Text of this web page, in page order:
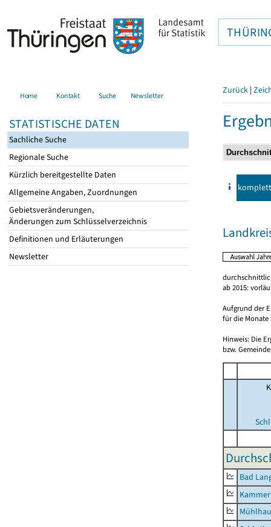
Home Kontakt Suche Newsletter
STATISTISCHE DATEN
Sachliche Suche
Regionale Suche
Kürzlich bereitgestellte Daten
Allgemeine Angaben, Zuordnungen
Gebietsveränderungen,
Änderungen zum Schlüsselverzeichnis
Definitionen und Erläuterungen
Newsletter
Zurück |
komplett
ab 2015:
Aufgrund der
für die Monate
Hinweis: Die
bzw.
Bad